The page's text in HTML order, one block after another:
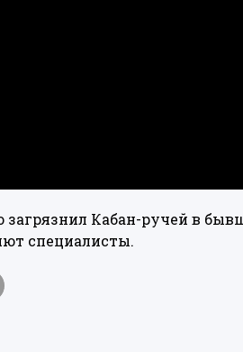
Кабан-ручей в
специалисты.